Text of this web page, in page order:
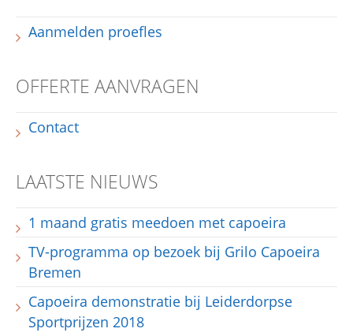
Aanmelden proefles
OFFERTE AANVRAGEN
Contact
LAATSTE NIEUWS
1 maand gratis meedoen met capoeira
TV-programma op bezoek bij Grilo Capoeira
Bremen
Capoeira demonstratie bij Leiderdorpse
Sportprijzen 2018